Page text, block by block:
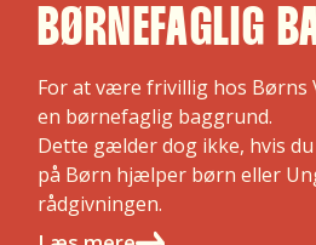
BØRNEFAGLIG
For at være frivillig hos Børns
en børnefaglig baggrund.
Dette gælder dog ikke, hvis
på Børn hjælper børn eller
rådgivningen.